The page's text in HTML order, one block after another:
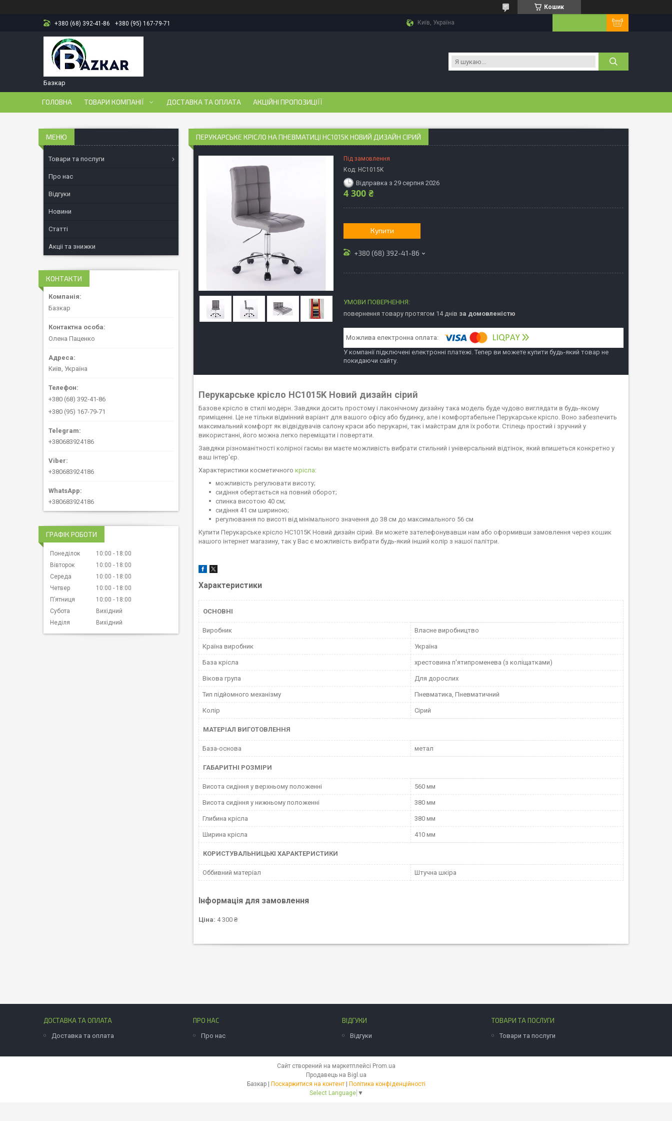
Кошик
+380 (68) 392-41-86 +380 (95) 167-79-71 Київ, Україна
Базкар
ГОЛОВНА ТОВАРИ КОМПАНІЇ ДОСТАВКА ТА ОПЛАТА АКЦІЙНІ ПРОПОЗИЦІЇЇ
ПЕРУКАРСЬКЕ КРІСЛО НА ПНЕВМАТИЦІ HC1015K НОВИЙ ДИЗАЙН СІРИЙ
Під замовлення
Код: HC1015K
Відправка з 29 серпня 2026
4 300 ₴
Купити
+380 (68) 392-41-86
повернення товару протягом 14 днів за домовленістю
У компанії підключені електронні платежі. Тепер ви можете купити будь-який товар не
покидаючи сайту.
Перукарське крісло HC1015K Новий дизайн сірий
Базове крісло в стилі модерн. Завдяки досить простому і лаконічному дизайну така модель буде чудово виглядати в будь-якому
приміщенні. Це не тільки відмінний варіант для вашого офісу або будинку, але і комфортабельне Перукарське крісло. Воно забезпечить
максимальний комфорт як відвідувачів салону краси або перукарні, так і майстрам для їх роботи. Стілець простий і зручний у
використанні, його можна легко переміщати і повертати.
Завдяки різноманітності колірної гасмы ви маєте можливість вибрати стильний і універсальний відтінок, який впишеться конкретно у
ваш інтер'єр.
Характеристики косметичного крісла:
можливість регулювати висоту;
сидіння обертається на повний оборот;
спинка висотою 40 см;
сидіння 41 см шириною;
регулювання по висоті від мінімального значення до 38 см до максимального 56 см
Купити Перукарське крісло HC1015K Новий дизайн сірий. Ви можете зателефонувавши нам або оформивши замовлення через кошик
нашого інтернет магазину, так у Вас є можливість вибрати будь-який інший колір з нашої палітри.
Характеристики
ОСНОВНІ
Виробник Власне виробництво
Країна виробник Україна
База крісла хрестовина п'ятипроменева (з коліщатками)
Вікова група Для дорослих
Тип підйомного механізму Пневматика, Пневматичний
Колір Сірий
МАТЕРІАЛ ВИГОТОВЛЕННЯ
База-основа метал
ГАБАРИТНІ РОЗМІРИ
Висота сидіння у верхньому положенні 560 мм
Висота сидіння у нижньому положенні 380 мм
Глибина крісла 380 мм
Ширина крісла 410 мм
КОРИСТУВАЛЬНИЦЬКІ ХАРАКТЕРИСТИКИ
Оббивний матеріал Штучна шкіра
Інформація для замовлення
Ціна: 4 300 ₴
Товари та послуги
Про нас
Відгуки
Новини
Статті
Акціі та знижки
КОНТАКТИ
Базкар
Олена Паценко
Київ, Україна
+380 (68) 392-41-86
+380 (95) 167-79-71
+380683924186
+380683924186
+380683924186
ГРАФІК РОБОТИ
Понеділок 10:00
18:00
Вівторок
10:00
18:00
Середа
10:00
18:00
Четвер
10:00
18:00
Пʼятниця
10:00
18:00
Субота
Вихідний
Неділя
Вихідний
ДОСТАВКА ТА ОПЛАТА
Доставка та оплата
ПРО НАС
Про нас
ВІДГУКИ
Відгуки
ТОВАРИ ТА ПОСЛУГИ
Товари та послуги
Сайт створений на маркетплейсі Prom.ua
Продавець на Bigl.ua
Базкар | Поскаржитися на контент | Політика конфіденційності
Select Language ▼